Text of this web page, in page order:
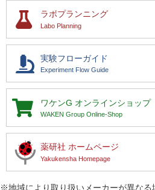
ラボプランニング
Labo Planning
実験フローガイド
Experiment Flow Guide
ワケンG オンラインショップ
WAKEN Group Online-Shop
薬研社 ホームページ
Yakukensha Homepage
※地域により取り扱いメーカーが異なる